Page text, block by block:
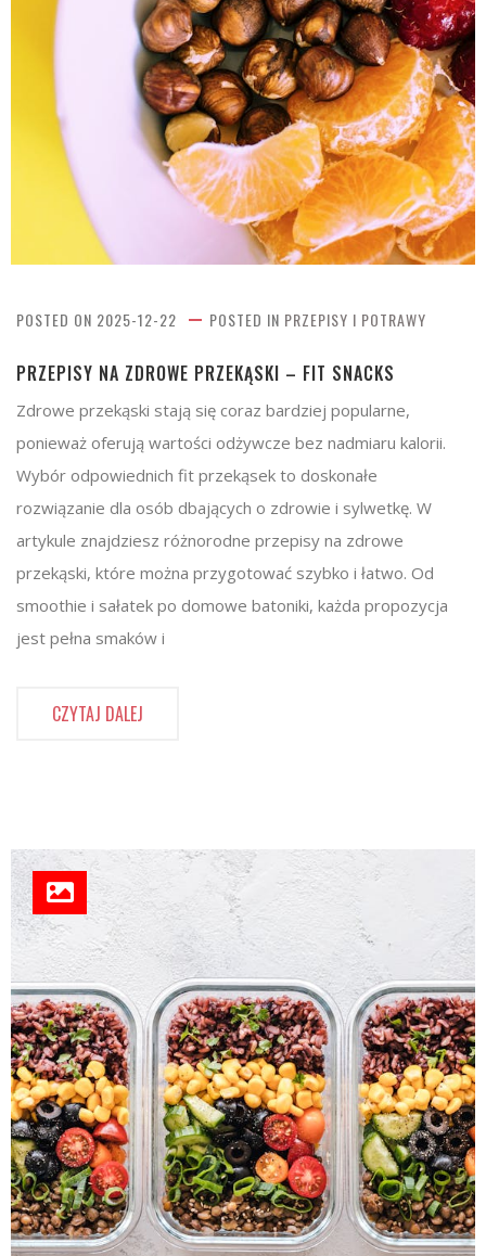
POSTED ON 2025-12-22 POSTED IN PRZEPISY I POTRAWY
PRZEPISY NA ZDROWE PRZEKĄSKI – FIT SNACKS
Zdrowe przekąski stają się coraz bardziej popularne,
ponieważ oferują wartości odżywcze bez nadmiaru kalorii.
Wybór odpowiednich fit przekąsek to doskonałe
rozwiązanie dla osób dbających o zdrowie i sylwetkę. W
artykule znajdziesz różnorodne przepisy na zdrowe
przekąski, które można przygotować szybko i łatwo. Od
smoothie i sałatek po domowe batoniki, każda propozycja
jest pełna smaków i
CZYTAJ DALEJ